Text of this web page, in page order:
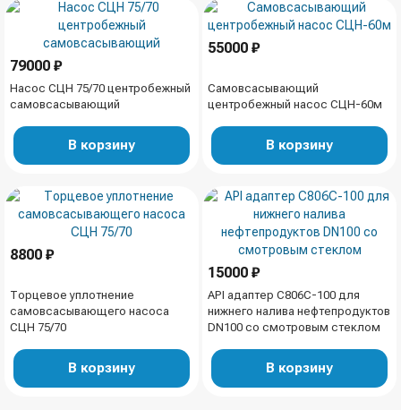
79000 ₽
Насос СЦН 75/70 центробежный
самовсасывающий
В корзину
55000 ₽
Самовсасывающий
центробежный насос СЦН-60м
В корзину
8800 ₽
Торцевое уплотнение
самовсасывающего насоса
СЦН 75/70
В корзину
15000 ₽
API адаптер C806C-100 для
нижнего налива нефтепродуктов
DN100 со смотровым стеклом
В корзину